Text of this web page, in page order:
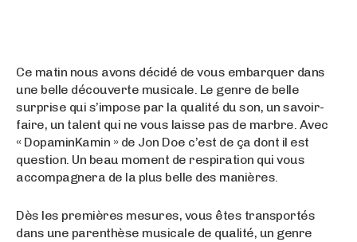
Ce matin nous avons décidé de vous embarquer dans
une belle découverte musicale. Le genre de belle
surprise qui s’impose par la qualité du son, un savoir-
faire, un talent qui ne vous laisse pas de marbre. Avec
« DopaminKamin » de Jon Doe c’est de ça dont il est
question. Un beau moment de respiration qui vous
accompagnera de la plus belle des manières.
Dès les premières mesures, vous êtes transportés
dans une parenthèse musicale de qualité, un genre